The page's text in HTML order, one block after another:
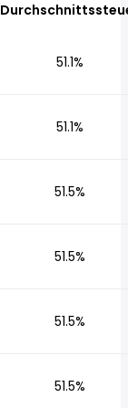
51.1%
51.1%
51.5%
51.5%
51.5%
51.5%